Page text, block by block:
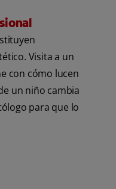
Visita a un
con cómo lucen
un niño cambia
para que lo